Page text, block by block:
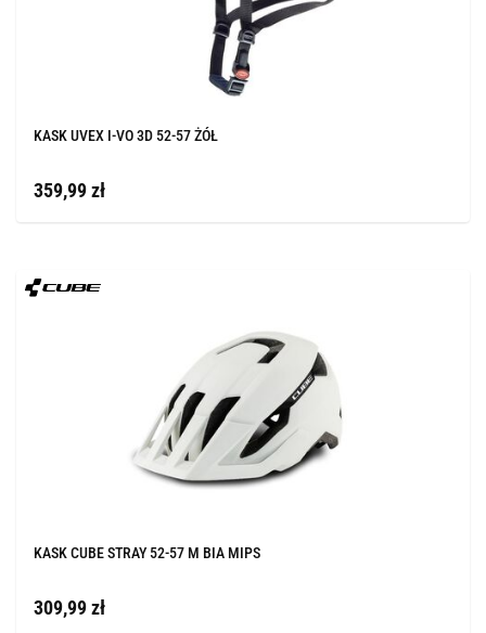
KASK UVEX I-VO 3D 52-57 ŻÓŁ
359,99 zł
KASK CUBE STRAY 52-57 M BIA MIPS
309,99 zł